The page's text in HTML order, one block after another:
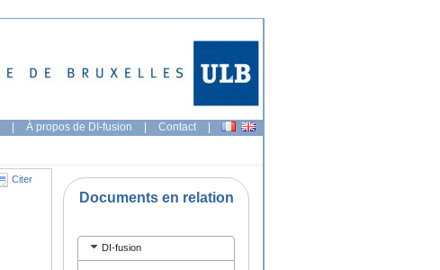
| À propos de DI-fusion | Contact |
Citer
Documents en relation
DI-fusion